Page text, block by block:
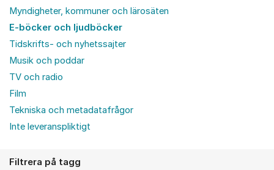
Myndigheter, kommuner och lärosäten
E-böcker och ljudböcker
Tidskrifts- och nyhetssajter
Musik och poddar
TV och radio
Film
Tekniska och metadatafrågor
Inte leveranspliktigt
Filtrera på tagg